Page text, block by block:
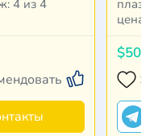
4 из 4
цена
$500
1